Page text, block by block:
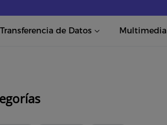
Transferencia de Datos Multimedia